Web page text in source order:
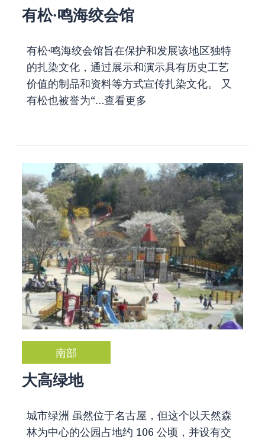
有松·鸣海绞会馆
有松·鸣海绞会馆旨在保护和发展该地区独特
的扎染文化，通过展示和演示具有历史工艺
价值的制品和资料等方式宣传扎染文化。 又
有松也被誉为“…查看更多
南部
大高绿地
城市绿洲 虽然位于名古屋，但这个以天然森
林为中心的公园占地约 106 公顷，并设有交